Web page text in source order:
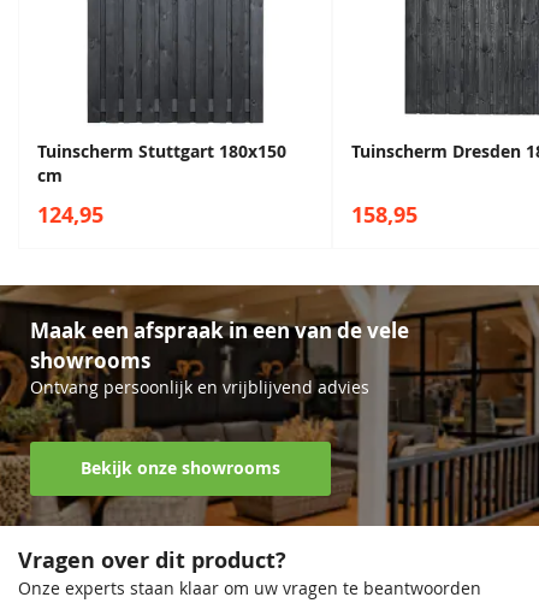
Tuinscherm Stuttgart 180x150
cm
124,95
Tuinscherm Dresden
158,95
Maak een afspraak in een van de vele
showrooms
Ontvang persoonlijk en vrijblijvend advies
Bekijk onze showrooms
Vragen over dit product?
Onze experts staan klaar om uw vragen te beantwoorden